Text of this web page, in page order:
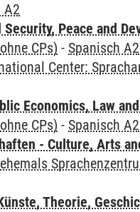
A2
Peace and
CPs) - Spanisch A2
Center:
Economics, Law
CPs) - Spanisch A2
- Culture, Arts
Theorie,